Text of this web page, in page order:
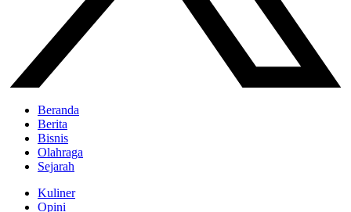
Beranda
Berita
Bisnis
Olahraga
Sejarah
Kuliner
Opini